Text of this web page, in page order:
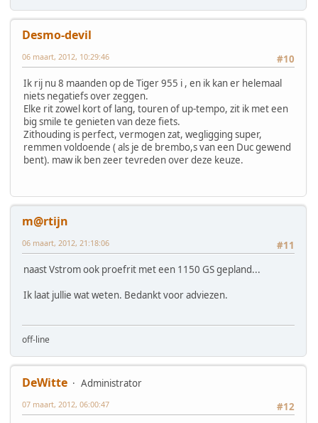
Desmo-devil
#10
06 maart, 2012, 10:29:46
Ik rij nu 8 maanden op de Tiger 955 i , en ik kan er helemaal
niets negatiefs over zeggen.
Elke rit zowel kort of lang, touren of up-tempo, zit ik met een
big smile te genieten van deze fiets.
Zithouding is perfect, vermogen zat, wegligging super,
remmen voldoende ( als je de brembo,s van een Duc gewend
bent). maw ik ben zeer tevreden over deze keuze.
m@rtijn
#11
06 maart, 2012, 21:18:06
naast Vstrom ook proefrit met een 1150 GS gepland...
Ik laat jullie wat weten. Bedankt voor adviezen.
off-line
DeWitte
Administrator
#12
07 maart, 2012, 06:00:47